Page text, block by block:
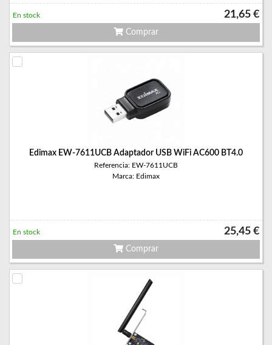
21,65 €
En stock
Comprar
Edimax EW-7611UCB Adaptador USB WiFi AC600 BT4.0
Referencia: EW-7611UCB
Marca: Edimax
25,45 €
En stock
Comprar